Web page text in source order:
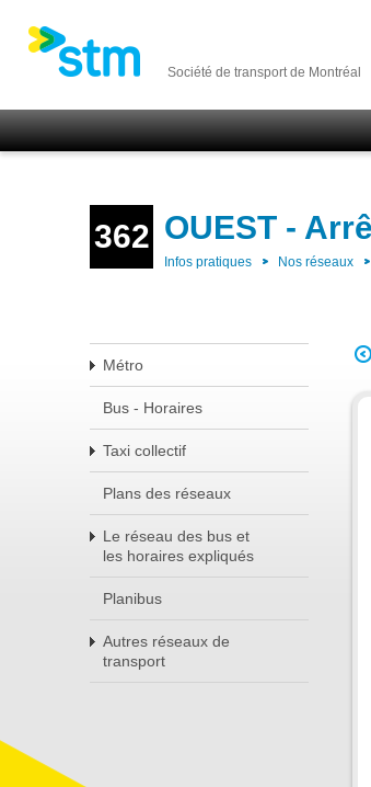
Société de transport de Montréal
362 OUEST -
Infos pratiques Nos réseaux
Métro
Bus - Horaires
Taxi collectif
Plans des réseaux
Le réseau des bus et
les horaires expliqués
Planibus
Autres réseaux de
transport